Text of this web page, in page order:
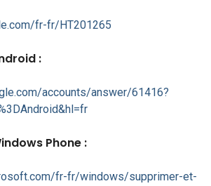
fr-fr/HT201265
:
accounts/answer/61416?
Phone :
fr-fr/windows/supprimer-et-